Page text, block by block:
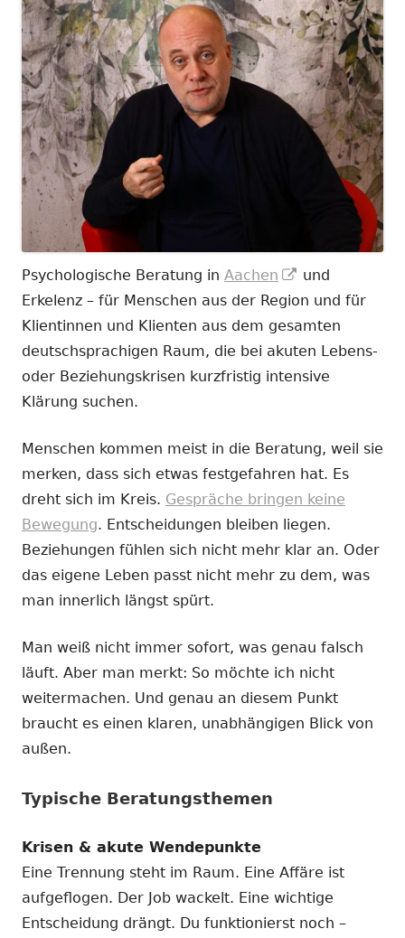
Psychologische Beratung in Aachen
In
neuem
Fenster
öffnen
und
Erkelenz – für Menschen aus der Region und für
Klientinnen und Klienten aus dem gesamten
deutschsprachigen Raum, die bei akuten Lebens-
oder Beziehungskrisen kurzfristig intensive
Klärung suchen.
Menschen kommen meist in die Beratung, weil sie
merken, dass sich etwas festgefahren hat. Es
dreht sich im Kreis. Gespräche bringen keine
Bewegung. Entscheidungen bleiben liegen.
Beziehungen fühlen sich nicht mehr klar an. Oder
das eigene Leben passt nicht mehr zu dem, was
man innerlich längst spürt.
Man weiß nicht immer sofort, was genau falsch
läuft. Aber man merkt: So möchte ich nicht
weitermachen. Und genau an diesem Punkt
braucht es einen klaren, unabhängigen Blick von
außen.
Typische Beratungsthemen
Krisen & akute Wendepunkte
Eine Trennung steht im Raum. Eine Affäre ist
aufgeflogen. Der Job wackelt. Eine wichtige
Entscheidung drängt. Du funktionierst noch –